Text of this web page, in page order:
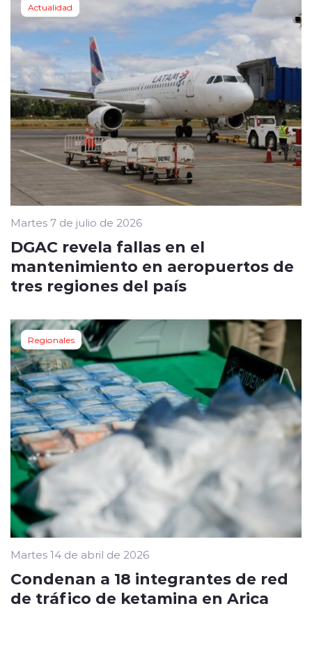
Actualidad
Martes 7 de julio de 2026
DGAC revela fallas en el
mantenimiento en aeropuertos de
tres regiones del país
Regionales
Martes 14 de abril de 2026
Condenan a 18 integrantes de red
de tráfico de ketamina en Arica